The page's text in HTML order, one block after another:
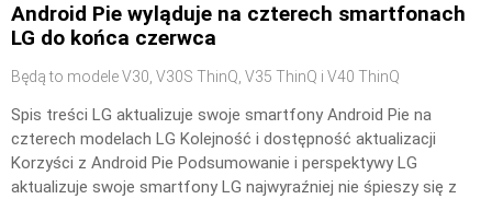
Android Pie wyląduje na czterech smartfonach
LG do końca czerwca
Będą to modele V30, V30S ThinQ, V35 ThinQ i V40 ThinQ
Spis treści LG aktualizuje swoje smartfony Android Pie na
czterech modelach LG Kolejność i dostępność aktualizacji
Korzyści z Android Pie Podsumowanie i perspektywy LG
aktualizuje swoje smartfony LG najwyraźniej nie śpieszy się z